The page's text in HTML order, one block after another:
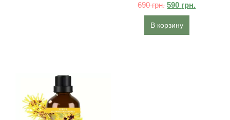
690грн. 590 грн.
В корзину